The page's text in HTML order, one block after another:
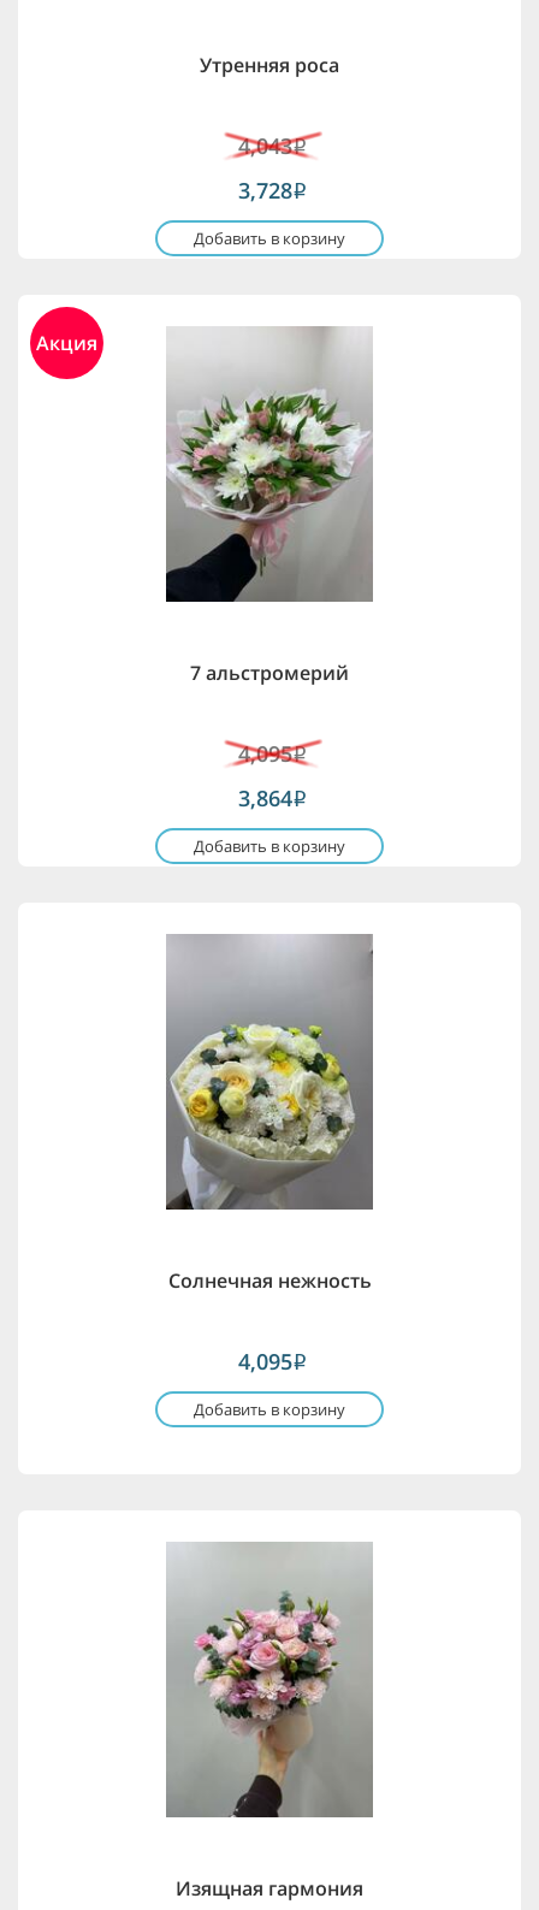
Утренняя роса
4,043i
3,728i
Добавить в корзину
Акция
7 альстромерий
4,095i
3,864i
Добавить в корзину
Солнечная нежность
4,095i
Добавить в корзину
Изящная гармония